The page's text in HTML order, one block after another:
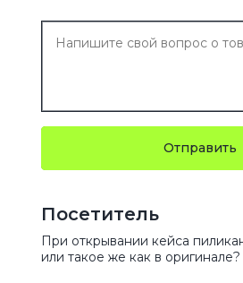
Отправить
Посетитель
При открывании кейса
или такое же как в